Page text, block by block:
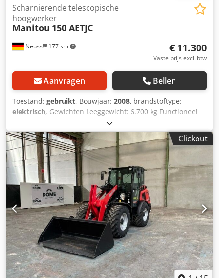
Neuss 177 km
Scharnierende telescopische
hoogwerker
Manitou 150 AETJC
€ 11.300
Vaste prijs excl. btw
Aanvragen Bellen
Toestand: gebruikt, Bouwjaar: 2008, brandstoftype:
elektrisch, Gewichten Leeggewicht: 6.700 kg Functioneel
Mast: Zwenkarm Hefcapaciteit: 200 kg Werkhoogte: 1.515
cm CE-markering: ja Staat Algemene staat: gemiddeld
Technische staat: gemiddeld Optische staat: gemiddeld
Aanvullende informatie Leveringsvoorwaarden: EXW Max.
horizontale reikwijdte: 785 m Productieland: FR
Aanvullende informatie Neem contact op met Christian
Theißen voor meer informatie. Fabrikant: Manitou Type:
150 AETJC Bouwjaar: 2008 Producttype: Gebruikt Gegevens:
Max. werkhoogte: 15,15 m Dcedpfx Akezrkxlj Eok Max.
platformhoogte: 13,15 m Max. reikwijdte: 7,85 m
Aandrijftype: Accu Totale afmetingen L x B x H: 6,03 x 1,52
x 1,97 m Lengte in transportstand: 5,06 m Hoogte in
transportstand: 2,38 m Platformafmeting L x B: 1,21 x 0,95
m Max. draaglast: 200 kg Zwenkbereik: +/- 175° Overhang:
0,14 m Verplaatsbaar tot werkhoogte: 15,15 m
Hellingsvermogen: 23% Wieldruk Max.: 36kN
Clickout